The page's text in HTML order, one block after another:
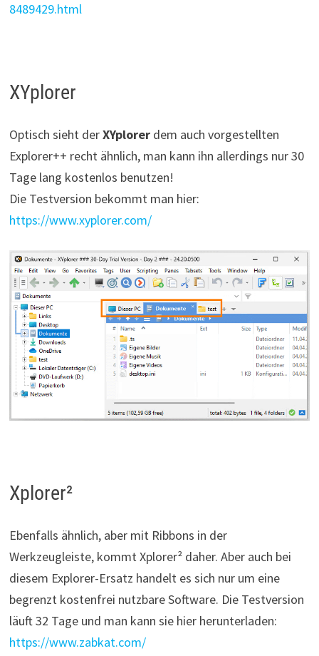
8489429.html
XYplorer
Optisch sieht derXYplorerdem auch vorgestellten
Explorer++ recht ähnlich, man kann ihn allerdings nur 30
Tage lang kostenlos benutzen!
Die Testversion bekommt man hier:
https://www.xyplorer.com/
Xplorer²
Ebenfalls ähnlich, aber mit Ribbons in der
Werkzeugleiste, kommt Xplorer² daher. Aber auch bei
diesem Explorer-Ersatz handelt es sich nur um eine
begrenzt kostenfrei nutzbare Software. Die Testversion
läuft 32 Tage und man kann sie hier herunterladen:
https://www.zabkat.com/